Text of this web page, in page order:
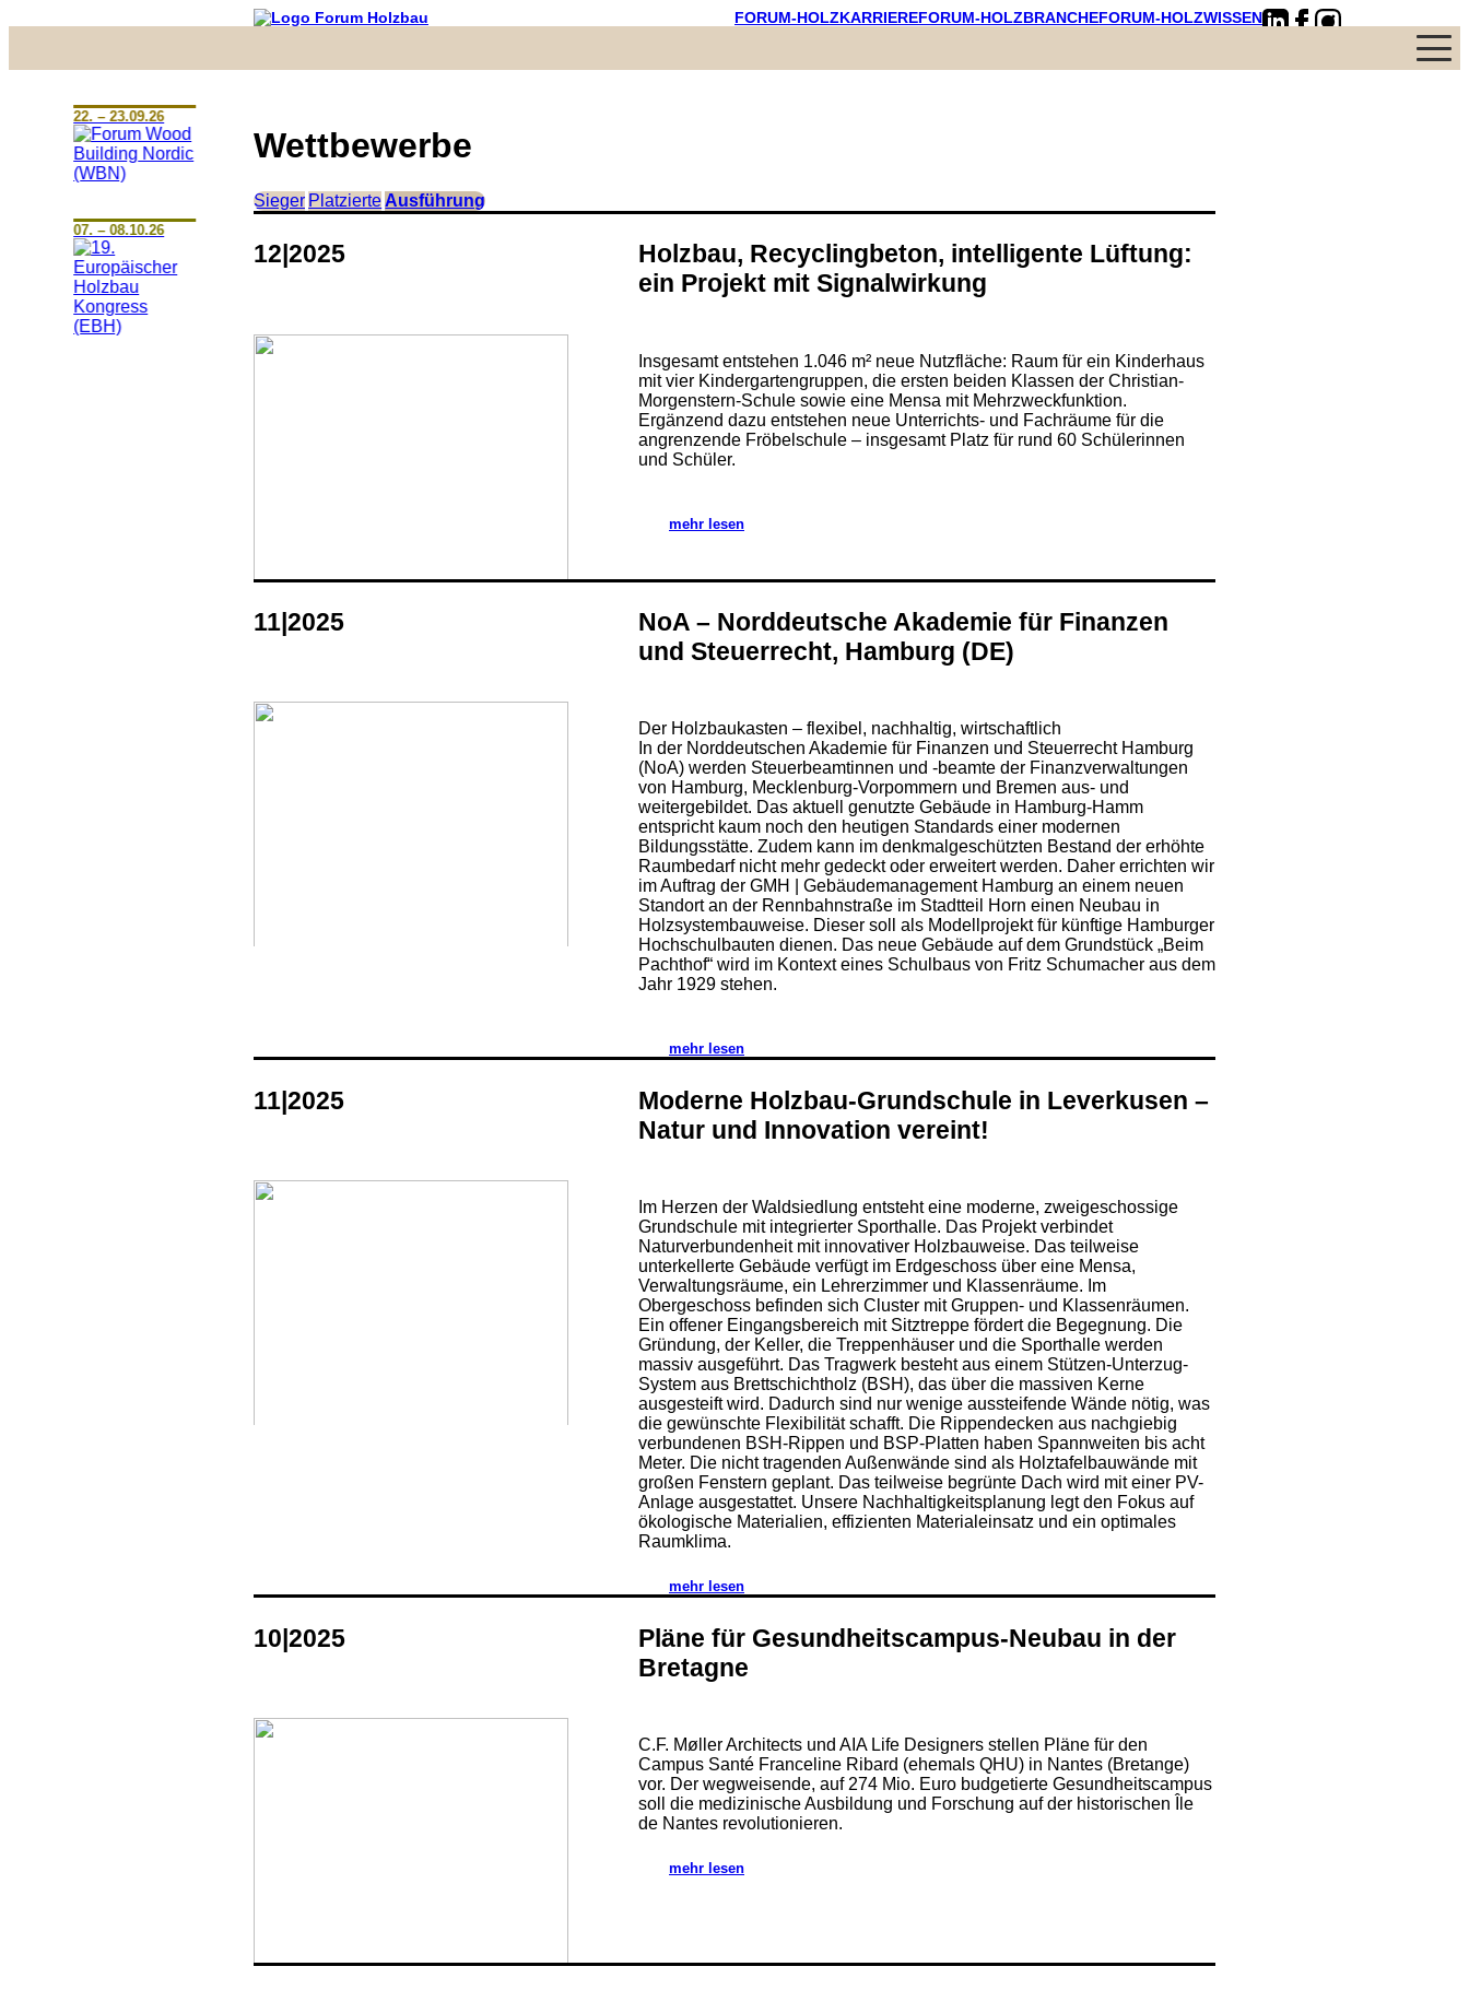
FORUM-HOLZKARRIEREFORUM-HOLZBRANCHEFORUM-HOLZWISSEN
Menü
22. – 23.09.26
07. – 08.10.26
Wettbewerbe
Sieger Platzierte Ausführung
12|2025
Holzbau, Recyclingbeton, intelligente Lüftung:
ein Projekt mit Signalwirkung
Insgesamt entstehen 1.046 m² neue Nutzfläche: Raum für ein Kinderhaus
mit vier Kindergartengruppen, die ersten beiden Klassen der Christian-
Morgenstern-Schule sowie eine Mensa mit Mehrzweckfunktion.
Ergänzend dazu entstehen neue Unterrichts- und Fachräume für die
angrenzende Fröbelschule – insgesamt Platz für rund 60 Schülerinnen
und Schüler.
mehr lesen
11|2025
NoA – Norddeutsche Akademie für Finanzen
und Steuerrecht, Hamburg (DE)
Der Holzbaukasten – flexibel, nachhaltig, wirtschaftlich
In der Norddeutschen Akademie für Finanzen und Steuerrecht Hamburg
(NoA) werden Steuerbeamtinnen und -beamte der Finanzverwaltungen
von Hamburg, Mecklenburg-Vorpommern und Bremen aus- und
weitergebildet. Das aktuell genutzte Gebäude in Hamburg-Hamm
entspricht kaum noch den heutigen Standards einer modernen
Bildungsstätte. Zudem kann im denkmalgeschützten Bestand der erhöhte
Raumbedarf nicht mehr gedeckt oder erweitert werden. Daher errichten wir
im Auftrag der GMH | Gebäudemanagement Hamburg an einem neuen
Standort an der Rennbahnstraße im Stadtteil Horn einen Neubau in
Holzsystembauweise. Dieser soll als Modellprojekt für künftige Hamburger
Hochschulbauten dienen. Das neue Gebäude auf dem Grundstück „Beim
Pachthof“ wird im Kontext eines Schulbaus von Fritz Schumacher aus dem
Jahr 1929 stehen.
mehr lesen
11|2025
Moderne Holzbau-Grundschule in Leverkusen –
Natur und Innovation vereint!
Im Herzen der Waldsiedlung entsteht eine moderne, zweigeschossige
Grundschule mit integrierter Sporthalle. Das Projekt verbindet
Naturverbundenheit mit innovativer Holzbauweise. Das teilweise
unterkellerte Gebäude verfügt im Erdgeschoss über eine Mensa,
Verwaltungsräume, ein Lehrerzimmer und Klassenräume. Im
Obergeschoss befinden sich Cluster mit Gruppen- und Klassenräumen.
Ein offener Eingangsbereich mit Sitztreppe fördert die Begegnung. Die
Gründung, der Keller, die Treppenhäuser und die Sporthalle werden
massiv ausgeführt. Das Tragwerk besteht aus einem Stützen-Unterzug-
System aus Brettschichtholz (BSH), das über die massiven Kerne
ausgesteift wird. Dadurch sind nur wenige aussteifende Wände nötig, was
die gewünschte Flexibilität schafft. Die Rippendecken aus nachgiebig
verbundenen BSH-Rippen und BSP-Platten haben Spannweiten bis acht
Meter. Die nicht tragenden Außenwände sind als Holztafelbauwände mit
großen Fenstern geplant. Das teilweise begrünte Dach wird mit einer PV-
Anlage ausgestattet. Unsere Nachhaltigkeitsplanung legt den Fokus auf
ökologische Materialien, effizienten Materialeinsatz und ein optimales
Raumklima.
mehr lesen
10|2025
Pläne für Gesundheitscampus-Neubau in der
Bretagne
C.F. Møller Architects und AIA Life Designers stellen Pläne für den
Campus Santé Franceline Ribard (ehemals QHU) in Nantes (Bretange)
vor. Der wegweisende, auf 274 Mio. Euro budgetierte Gesundheitscampus
soll die medizinische Ausbildung und Forschung auf der historischen Île
de Nantes revolutionieren.
mehr lesen